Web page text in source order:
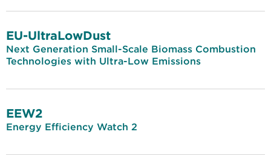
EU-UltraLowDust
Next Generation Small-Scale Biomass Combustion
Technologies with Ultra-Low Emissions
EEW2
Energy Efficiency Watch 2